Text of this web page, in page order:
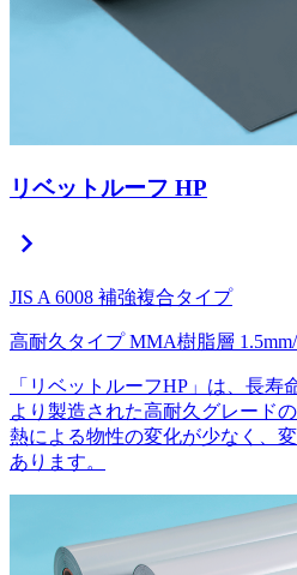
リベットルーフ HP
chevron_right
JIS A 6008 補強複合タイプ
高耐久タイプ MMA樹脂層
「リベットルーフHP」は、長寿
より製造された高耐久グレード
熱による物性の変化が少なく、
あります。